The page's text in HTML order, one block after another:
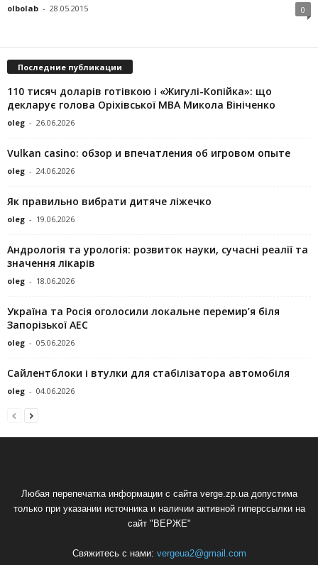
olbolab - 28.05.2015 0
Последние публикации
110 тисяч доларів готівкою і «Жигулі-Копійка»: що
декларує голова Оріхівської МВА Микола Вініченко
oleg - 26.06.2026
Vulkan casino: обзор и впечатления об игровом опыте
oleg - 24.06.2026
Як правильно вибрати дитяче ліжечко
oleg - 19.06.2026
Андрологія та урологія: розвиток науки, сучасні реалії та
значення лікарів
oleg - 18.06.2026
Україна та Росія оголосили локальне перемир’я біля
Запорізької АЕС
oleg - 05.06.2026
Сайлентблоки і втулки для стабілізатора автомобіля
oleg - 04.06.2026
Любая перепечатка информации с сайта verge.zp.ua допустима
только при указании источника и наличии активной гиперссылки на
сайт "ВЕРЖЕ"
Свяжитесь с нами: vergeua2@gmail.com